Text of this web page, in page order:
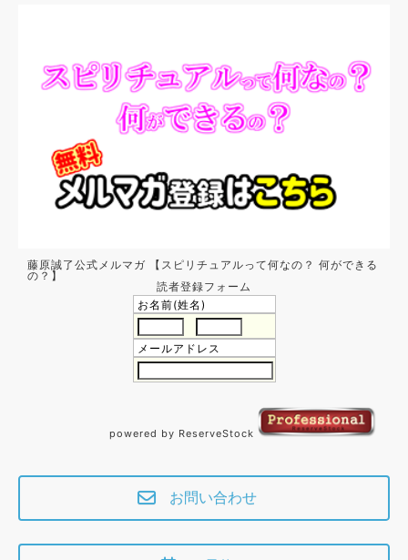
藤原誠了公式メルマガ 【スピリチュアルって何なの？ 何ができる
の？】
読者登録フォーム
お名前(姓名)
メールアドレス
powered by ReserveStock
お問い合わせ